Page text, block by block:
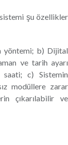
şu özellikler
yöntemi; b) Dijital
ve tarih ayarı
saati; c) Sistemin
modüllere zarar
çıkarılabilir ve